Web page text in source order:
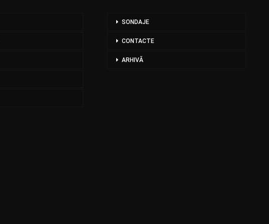
SONDAJE
CONTACTE
ARHIVĂ